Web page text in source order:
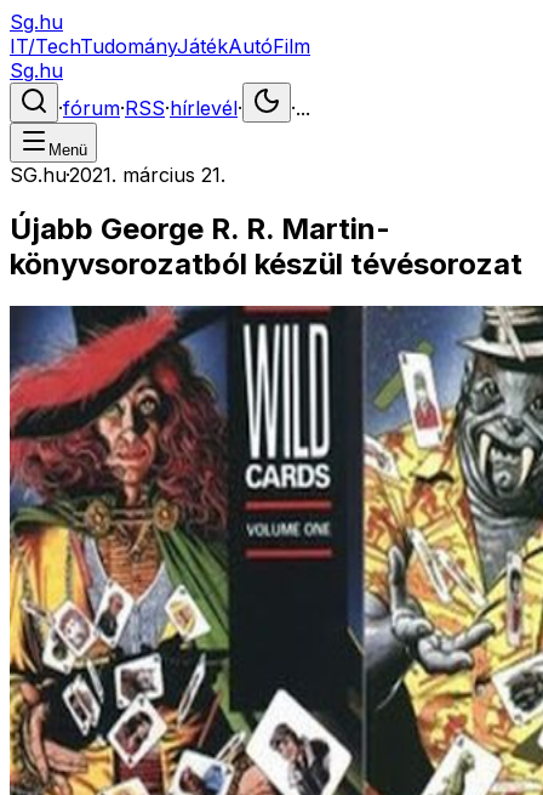
Sg.hu
IT/TechTudományJátékAutóFilm
Sg.hu
·fórum·RSS·hírlevél· ·...
Menü
SG.hu·2021. március 21.
Újabb George R. R. Martin-
könyvsorozatból készül tévésorozat